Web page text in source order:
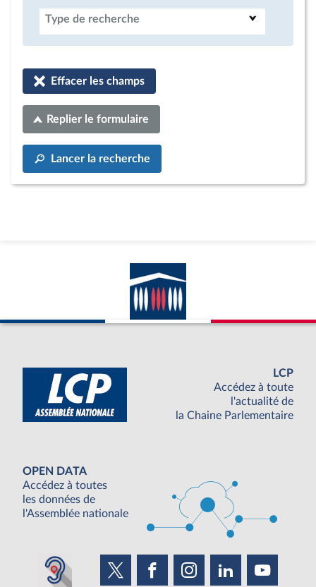
Type de recherche
Effacer les champs
Replier le formulaire
Lancer la recherche
LCP
Accédez à toute
l'actualité de
la Chaine Parlementaire
OPEN DATA
Accédez à toutes
les données de
l'Assemblée nationale